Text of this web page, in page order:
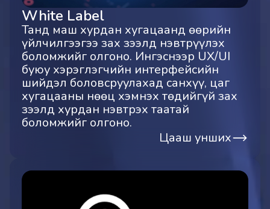
White Label
Танд маш хурдан хугацаанд өөрийн
үйлчилгээгээ зах зээлд нэвтрүүлэх
боломжийг олгоно. Ингэснээр UX/UI
буюу хэрэглэгчийн интерфейсийн
шийдэл боловсруулахад санхүү, цаг
хугацааны нөөц хэмнэх төдийгүй зах
зээлд хурдан нэвтрэх таатай
боломжийг олгоно.
Цааш унших